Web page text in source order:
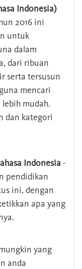
Indonesia)
2016 ini
untuk
dalam
dari ribuan
serta tersusun
mencari
mudah.
dan kategori
Indonesia -
pendidikan
ini, dengan
apa yang
yang
anda